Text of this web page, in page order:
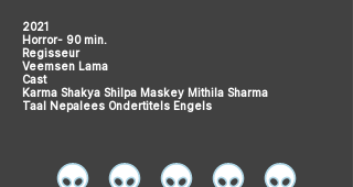
2021
Horror- 90 min.
Regisseur
Veemsen Lama
Cast
Karma Shakya Shilpa Maskey Mithila Sharma
Taal Nepalees Ondertitels Engels